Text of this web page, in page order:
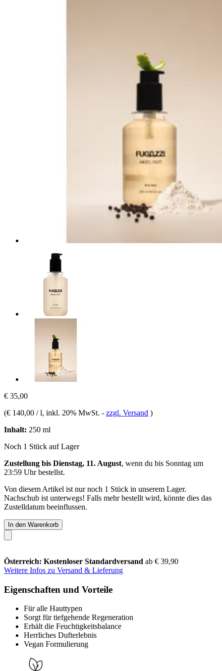
€ 35,00
(€ 140,00 / l, inkl. 20% MwSt. - zzgl. Versand )
Inhalt: 250 ml
Noch 1 Stück auf Lager
Zustellung bis Dienstag, 11. August, wenn du bis Sonntag um
23:59 Uhrbestellst.
Von diesem Artikel ist nur noch 1 Stück in unserem Lager.
Nachschub ist unterwegs! Falls mehr bestellt wird, könnte dies das
Zustelldatum beeinflussen.
In den Warenkorb
Österreich: Kostenloser Standardversand ab € 39,90
Weitere Infos zu Versand & Lieferung
Eigenschaften und Vorteile
Für alle Hauttypen
Sorgt für tiefgehende Regeneration
Erhält die Feuchtigkeitsbalance
Herrliches Dufterlebnis
Vegan Formulierung